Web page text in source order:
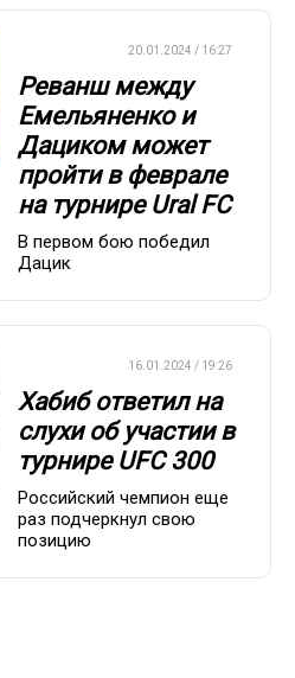
20.01.2024 / 16:27
Реванш между
Емельяненко и
Дациком может
пройти в феврале
на турнире Ural FC
В первом бою победил
Дацик
16.01.2024 / 19:26
Хабиб ответил на
слухи об участии в
турнире UFC 300
Российский чемпион еще
раз подчеркнул свою
позицию